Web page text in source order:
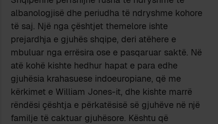
albanologjisë dhe periudha të ndryshme kohore
të saj. Një nga çështjet themelore ishte
prejardhja e gjuhës shqipe, deri atëhere e
mbuluar nga errësira ose e pasqaruar saktë. Në
atë kohë kishte hedhur hapat e para edhe
gjuhësia krahasuese indoeuropiane, që me
kërkimet e William Jones-it, dhe kishte marrë
rëndësi çështja e përkatësisë së gjuhëve në një
familje të caktuar gjuhësore. Kështu që